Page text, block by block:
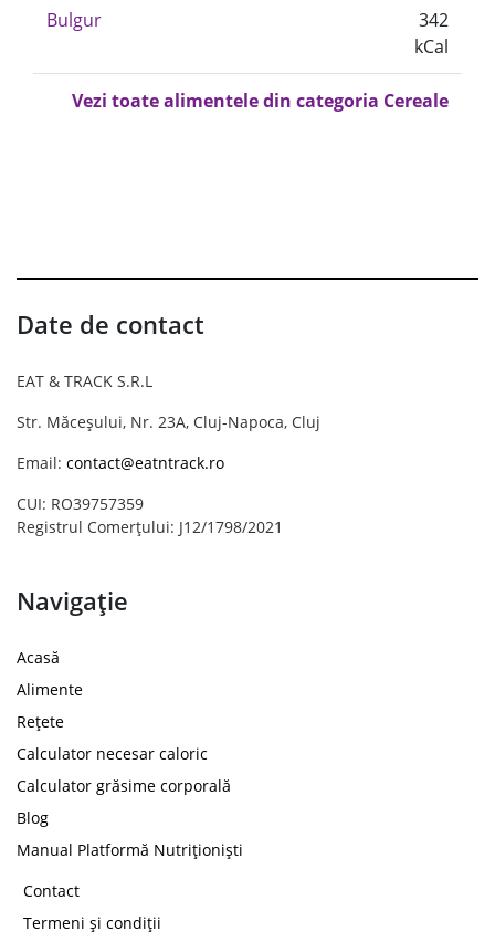
Bulgur
342
kCal
Vezi toate alimentele din categoria Cereale
Date de contact
EAT & TRACK S.R.L
Str. Măceșului, Nr. 23A, Cluj-Napoca, Cluj
Email: contact@eatntrack.ro
CUI: RO39757359
Registrul Comerțului: J12/1798/2021
Navigație
Acasă
Alimente
Rețete
Calculator necesar caloric
Calculator grăsime corporală
Blog
Manual Platformă Nutriționiști
Contact
Termeni și condiții